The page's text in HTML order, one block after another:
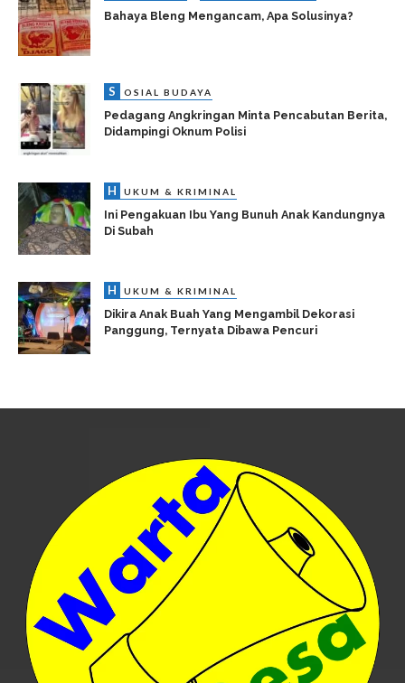
Bahaya Bleng Mengancam, Apa Solusinya?
S OSIAL BUDAYA
Pedagang Angkringan Minta Pencabutan Berita,
Didampingi Oknum Polisi
H UKUM & KRIMINAL
Ini Pengakuan Ibu Yang Bunuh Anak Kandungnya
Di Subah
H UKUM & KRIMINAL
Dikira Anak Buah Yang Mengambil Dekorasi
Panggung, Ternyata Dibawa Pencuri